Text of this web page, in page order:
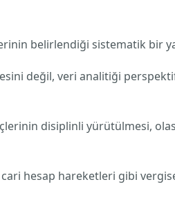
belirlendiği sistematik bir
değil, veri analitiği
disiplinli yürütülmesi,
cari hesap hareketleri gibi